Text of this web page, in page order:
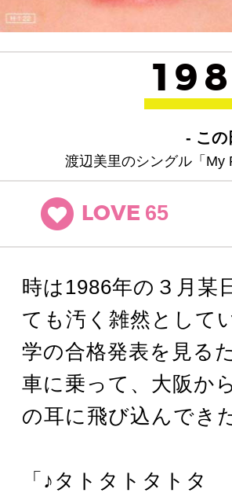
- この
渡辺美里のシングル「My
LOVE 65
時は1986年の３月某
ても汚く雑然として
学の合格発表を見る
車に乗って、大阪か
の耳に飛び込んで
「♪タトタトタト